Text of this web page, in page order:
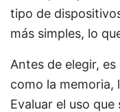
tipo de
más simples, lo
Antes de elegir,
como la memoria,
Evaluar el uso